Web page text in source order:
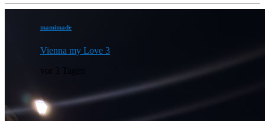
mamimade
Vienna my Love 3
vor 3 Tagen